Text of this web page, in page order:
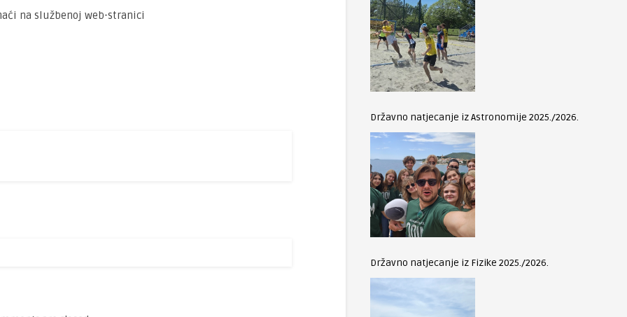
na službenoj web-stranici
Državno natjecanje iz Astronomije 2025./2026.
Državno natjecanje iz Fizike 2025./2026.